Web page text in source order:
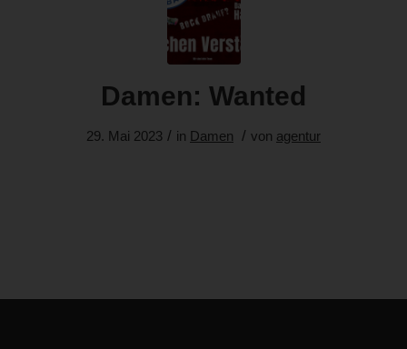
Damen: Wanted
29. Mai 2023 / in Damen / von agentur